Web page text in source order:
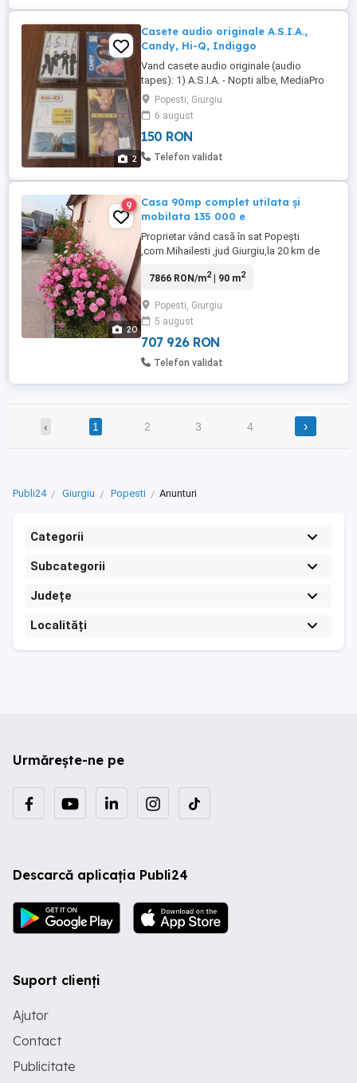
2
Casete audio originale A.S.I.A.,
Candy, Hi-Q, Indiggo
Vand casete audio originale (audio
tapes): 1) A.S.I.A. - Nopti albe, MediaPro
Music, 2001; 2) Candy - O seara perfecta,
Nova Music Entertainment, 2001; 3) Hi-Q -
Da muzica mai tare!, Roton, 2001: 4)
Indiggo - Indiggo, MediaPro Music, 2000.
CASETELE NU SE VAND SEPARAT. Pozele
Popesti, Giurgiu
6 august
150 RON
Telefon validat
20
9
Casa 90mp complet utilata și
mobilata 135 000 e
Proprietar vând casă în sat Popești
,com.Mihailesti ,jud Giurgiu,la 20 km de
anul 2021 intr un cartier nou ce cuprinde
iluminat stradal de la primărie .Casa are
70mp utili plus 21mp terasa construita in
prelungirea ...
7866 RON/m2| 90 m2
Popesti, Giurgiu
5 august
707 926 RON
Telefon validat
‹ 1 2 3 4 ›
Publi24 Giurgiu Popesti Anunturi
Categorii
Subcategorii
Județe
Localități
Urmărește-ne pe
Descarcă aplicația Publi24
Suport clienți
Ajutor
Contact
Publicitate